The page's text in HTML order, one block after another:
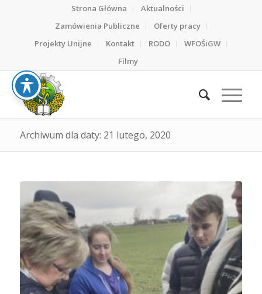
Strona Główna
Aktualności
Zamówienia Publiczne
Oferty pracy
Projekty Unijne
Kontakt RODO
WFOŚiGW
Filmy
Archiwum dla daty: 21 lutego, 2020